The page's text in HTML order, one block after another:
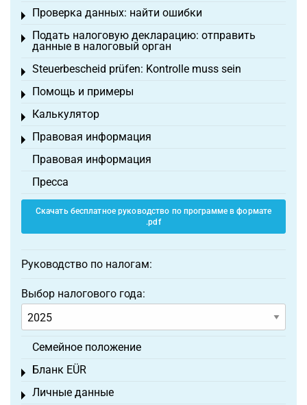
Проверка данных: найти ошибки
Toggle menu
Подать налоговую декларацию: отправить
данные в налоговый орган
Toggle menu
Steuerbescheid prüfen: Kontrolle muss sein
Toggle menu
Помощь и примеры
Toggle menu
Калькулятор
Toggle menu
Правовая информация
Toggle menu
Правовая информация
Пресса
Скачать бесплатное руководство по программе в формате
.pdf
Руководство по налогам:
Выбор налогового года:
Семейное положение
Бланк EÜR
Toggle menu
Личные данные
Toggle menu